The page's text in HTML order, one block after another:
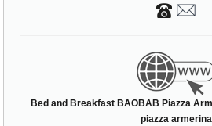
Bed and Breakfast BAOBAB Piazza
piazza armerina